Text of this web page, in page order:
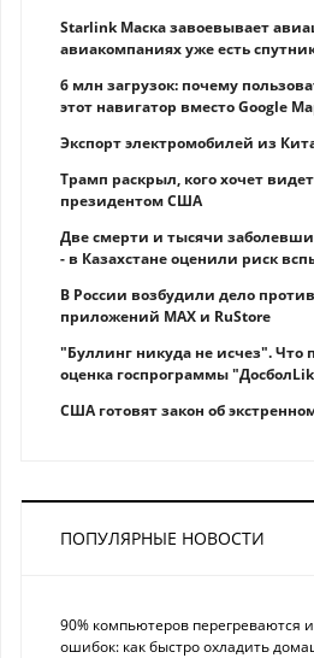
Starlink Маска завоевывает
авиакомпаниях уже есть
6 млн загрузок: почему
этот навигатор вместо Google
Экспорт электромобилей из
Трамп раскрыл, кого хочет
президентом США
Две смерти и тысячи
- в Казахстане оценили риск
В России возбудили дело
приложений MAX и RuStore
"Буллинг никуда не исчез". Что
оценка госпрограммы
США готовят закон об
ПОПУЛЯРНЫЕ НОВОСТИ
90% компьютеров перегреваются
ошибок: как быстро охладить